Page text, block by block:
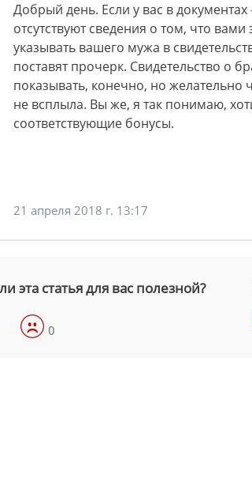
Добрый день. Если у вас в
отсутствуют сведения о том, что
указывать вашего мужа в
поставят прочерк. Свидетельство о
показывать, конечно, но
не всплыла. Вы же, я так понимаю,
соответствующие бонусы.
21 апреля 2018 г. 13:17
эта статья для вас полезной?
0